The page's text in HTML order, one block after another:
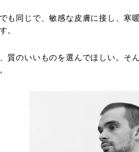
も同じで、敏感な皮膚に接し、寒
。
質のいいものを選んでほしい。そ